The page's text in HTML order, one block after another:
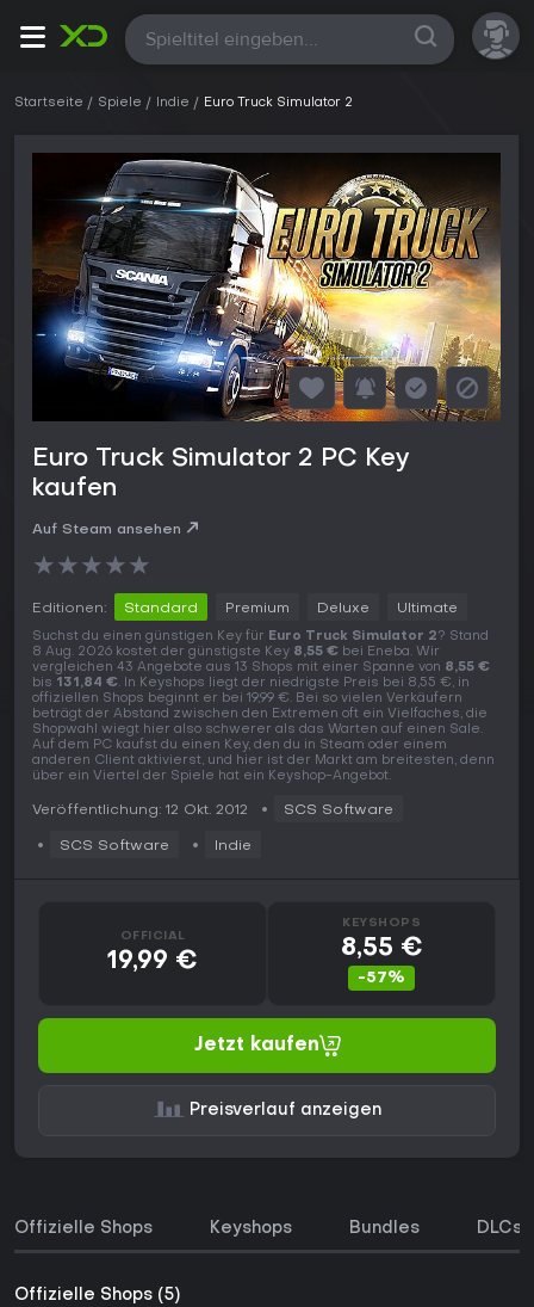
Alle
Startseite Spiele Indie Euro Truck Simulator 2
Euro Truck Simulator 2 PC Key
kaufen
Auf Steam ansehen
★★★★★
Editionen: Standard Premium Deluxe Ultimate
Suchst du einen günstigen Key für Euro Truck Simulator 2? Stand
8 Aug. 2026 kostet der günstigste Key 8,55 € bei Eneba. Wir
vergleichen 43 Angebote aus 13 Shops mit einer Spanne von 8,55 €
bis 131,84 €. In Keyshops liegt der niedrigste Preis bei 8,55 €, in
offiziellen Shops beginnt er bei 19,99 €. Bei so vielen Verkäufern
beträgt der Abstand zwischen den Extremen oft ein Vielfaches, die
Shopwahl wiegt hier also schwerer als das Warten auf einen Sale.
Auf dem PC kaufst du einen Key, den du in Steam oder einem
anderen Client aktivierst, und hier ist der Markt am breitesten, denn
über ein Viertel der Spiele hat ein Keyshop-Angebot.
Veröffentlichung: 12 Okt. 2012 SCS Software
SCS Software Indie
OFFICIAL
19,99 €
KEYSHOPS
8,55 €
-57%
Jetzt kaufen
Preisverlauf anzeigen
Offizielle Shops Keyshops Bundles DLCs
Offizielle Shops (5)